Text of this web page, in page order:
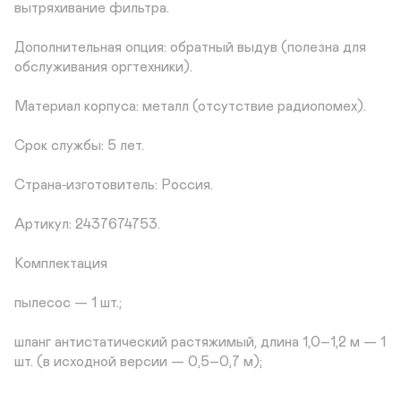
вытряхивание фильтра.
Дополнительная опция: обратный выдув (полезна для
обслуживания оргтехники).
Материал корпуса: металл (отсутствие радиопомех).
Срок службы: 5 лет.
Страна‑изготовитель: Россия.
Артикул: 2437674753.
Комплектация
пылесос — 1 шт.;
шланг антистатический растяжимый, длина 1,0–1,2 м — 1
шт. (в исходной версии — 0,5–0,7 м);